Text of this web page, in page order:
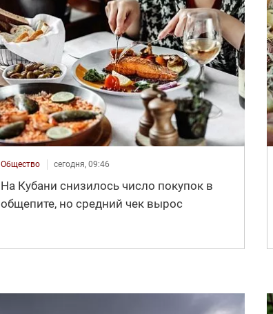
Общество сегодня, 09:46
На Кубани снизилось число покупок в
общепите, но средний чек вырос